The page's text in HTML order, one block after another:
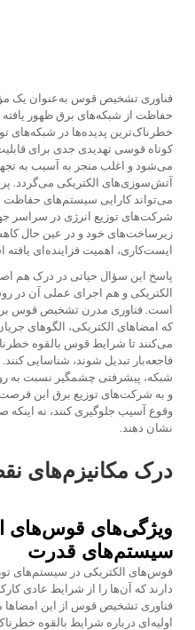
فناوری تشخیص قوس به‌عنوان یک
حفاظت از شبکه‌های برق ظهور
خطرناک‌ترین پدیده‌ها در شبکه‌های
کوتاه قوسی تهدیدی جدی برای
می‌شود و اغلب منجر به آسیب به
آتش‌سوزی‌های الکتریکی می‌گردد.
می‌تواند کارایی سیستم‌های حفاظت
شرکت‌های توزیع انرژی در سراسر
زیرساخت‌های خود و در عین حال
ایست‌کاری، اهمیت فزاینده‌ای
پاسخ این سؤال حیاتی در درک هم
الکتریکی و هم اجرای عملی آن در
است. فناوری مدرن تشخیص قوس بر
که امضا‌های الکتریکی، الگوهای
می‌کنند تا شرایط قوس بالقوه
فاجعه‌بار تبدیل شوند، شناسایی
شبکه، پیشرفتی چشمگیر نسبت
و به شرکت‌های توزیع برق این
وقوع آسیب جلوگیری کنند، نه
نشان دهند.
درک مکانیزم‌های
ویژگی‌های قوس‌های
سیستم‌های قدرت
قوس‌های الکتریکی در سیستم‌های
دارند که آن‌ها را از شرایط عادی
فناوری تشخیص قوس از این امضاها
اولیه‌ای درباره شرایط بالقوه